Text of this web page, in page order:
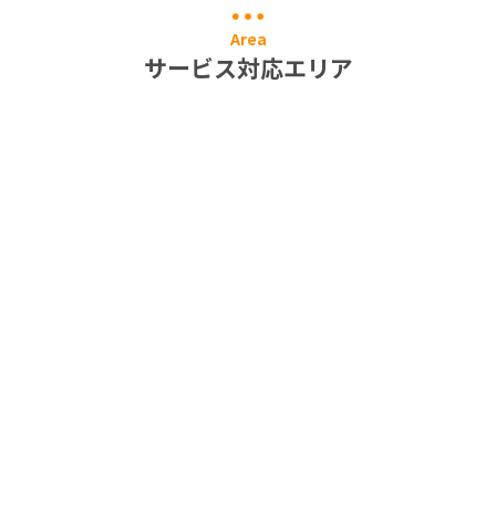
Area
サービス対応エリア